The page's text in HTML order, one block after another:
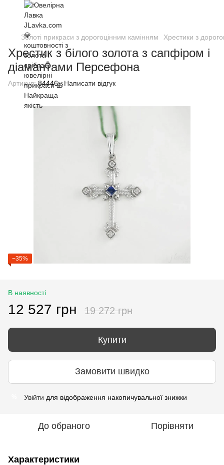
Золоті прикраси з дорогоцінним камінням Хрестики з
Хрестик з білого золота з сапфіром і
діамантами Персефона
Артикул:84446 Написати відгук
−35%
В наявності
12 527 грн 19 272 грн
Купити
Замовити швидко
Увійти для відображення накопичувальної знижки
До обраного Порівняти
Характеристики